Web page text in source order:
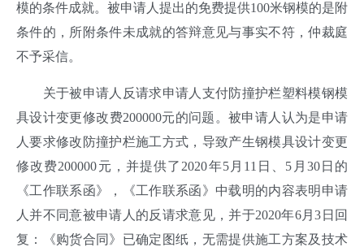
模的条件成就。被申请人提出的免费提供100米钢模的是附
条件的，所附条件未成就的答辩意见与事实不符，仲裁庭
不予采信。
关于被申请人反请求申请人支付防撞护栏塑料模钢模
具设计变更修改费200000元的问题。被申请人认为是申请
人要求修改防撞护栏施工方式，导致产生钢模具设计变更
修改费200000元，并提供了2020年5月11日、5月30日的
《工作联系函》，《工作联系函》中载明的内容表明申请
人并不同意被申请人的反请求意见，并于2020年6月3日回
复：《购货合同》已确定图纸，无需提供施工方案及技术